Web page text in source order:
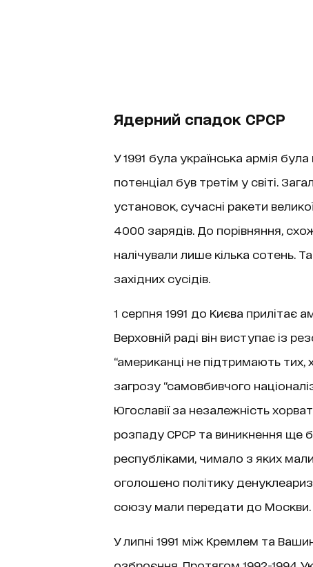
Ядерний спадок СРСР
У 1991 була українська армія
потенціал був третім у світі.
установок, сучасні ракети
4000 зарядів. До порівняння,
налічували лише кілька сотень.
західних сусідів.
1 серпня 1991 до Києва
Верховній раді він виступає із
“американці не підтримають
загрозу “самовбивчого
Югославії за незалежність
розпаду СРСР та виникнення ще
республіками, чимало з яких
оголошено політику
союзу мали передати до Москви.
У липні 1991 між Кремлем та